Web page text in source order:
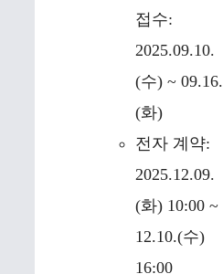
접수:
2025.09.10.
(수) ~ 09.16.
(화)
전자 계약:
2025.12.09.
(화) 10:00 ~
12.10.(수)
16:00